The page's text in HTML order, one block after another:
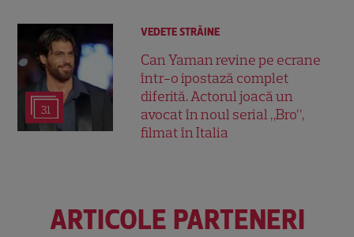
31
VEDETE STRĂINE
Can Yaman revine pe ecrane
într-o ipostază complet
diferită. Actorul joacă un
avocat în noul serial „Bro”,
filmat în Italia
ARTICOLE PARTENERI